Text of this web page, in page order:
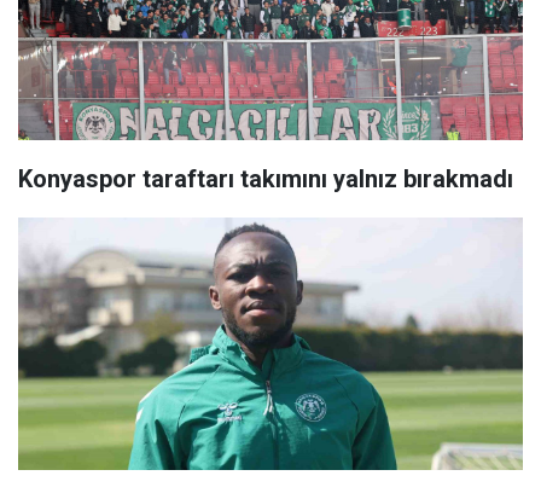
Konyaspor taraftarı takımını yalnız bırakmadı